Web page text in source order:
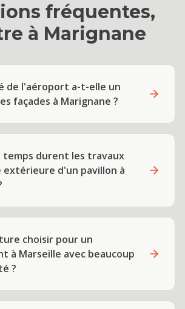
fréquentes,
à Marignane
de l'aéroport a-t-elle un
façades à Marignane ?
temps durent les travaux
d'un pavillon à
choisir pour un
à Marseille avec beaucoup
?